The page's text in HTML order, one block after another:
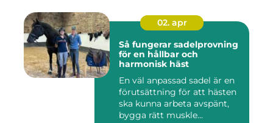
02. apr
Så fungerar sadelprovning
för en hållbar och
harmonisk häst
En väl anpassad sadel är en
förutsättning för att hästen
ska kunna arbeta avspänt,
bygga rätt muskle...